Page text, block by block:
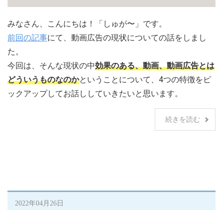
みなさん、こんにちは！「しゅが〜」です。
前回の記事にて、動画広告の現状についての話をしまし
た。
今回は、そんな現状の中効果のある、動画、動画広告とは
どういうものなのかということについて、4つの特徴をピ
ックアップしてお話ししていきたいと思います。
続きを読む
2022年04月26日